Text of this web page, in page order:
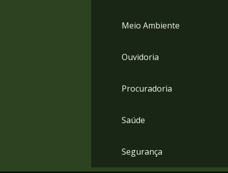
Meio Ambiente
Ouvidoria
Procuradoria
Saúde
Segurança